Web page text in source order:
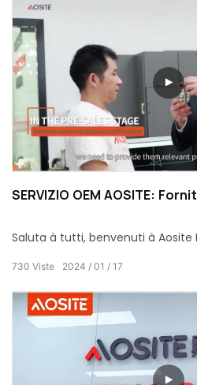
SERVIZIO OEM AOSITE:
Saluta à tutti, benvenuti à Aosite
serviziu ODM / OEM di alta
2024 01 17
730 Viste